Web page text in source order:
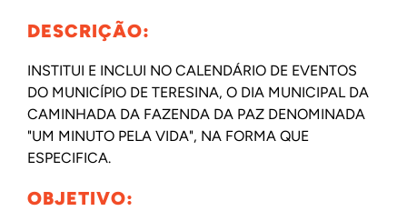
DESCRIÇÃO:
INSTITUI E INCLUI NO CALENDÁRIO DE EVENTOS
DO MUNICÍPIO DE TERESINA, O DIA MUNICIPAL DA
CAMINHADA DA FAZENDA DA PAZ DENOMINADA
"UM MINUTO PELA VIDA", NA FORMA QUE
ESPECIFICA.
OBJETIVO: